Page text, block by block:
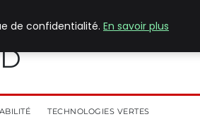
TECHNOLOGIES VERTES
de confidentialité. En savoir plus